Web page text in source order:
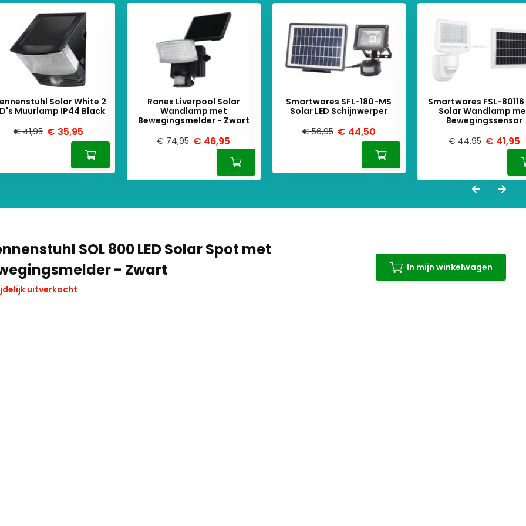
Solar White 2
Muurlamp IP44 Black
€ 41,95 € 35,95
Ranex Liverpool Solar
Wandlamp met
Bewegingsmelder - Zwart
€ 74,95 € 46,95
Smartwares SFL-180-MS
Solar LED Schijnwerper
€ 56,95 € 44,50
Smartwares FSL-80116
Solar Wandlamp
Bewegingssensor
€ 44,95 € 41,95
SOL 800 LED Solar Spot met
- Zwart
uitverkocht
In mijn winkelwagen